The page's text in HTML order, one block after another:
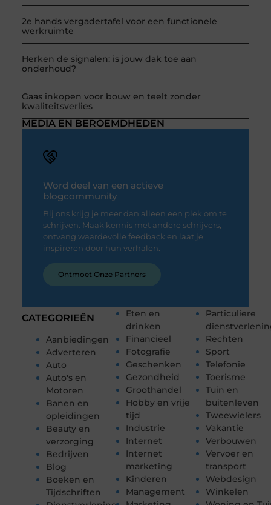
2e hands vergadertafel voor een functionele
werkruimte
Herken de signalen: is jouw dak toe aan
onderhoud?
Gaas inkopen voor bouw en teelt zonder
kwaliteitsverlies
CATEGORIEËN
Aanbiedingen
Adverteren
Auto
Auto's en
Motoren
Banen en
opleidingen
Beauty en
verzorging
Bedrijven
Blog
Boeken en
Tijdschriften
Eten en
drinken
Financieel
Fotografie
Geschenken
Gezondheid
Groothandel
Hobby en vrije
tijd
Industrie
Internet
Internet
marketing
Kinderen
Management
Particuliere
Rechten
Sport
Telefonie
Toerisme
Tuin en
buitenleven
Tweewielers
Vakantie
Verbouwen
Vervoer en
transport
Webdesign
Winkelen
MEDIA EN BEROEMDHEDEN
Word deel van een actieve
blogcommunity
Bij ons krijg je meer dan alleen een plek om te
schrijven. Maak kennis met andere schrijvers,
ontvang waardevolle feedback en laat je
inspireren door hun verhalen.
Ontmoet Onze Partners